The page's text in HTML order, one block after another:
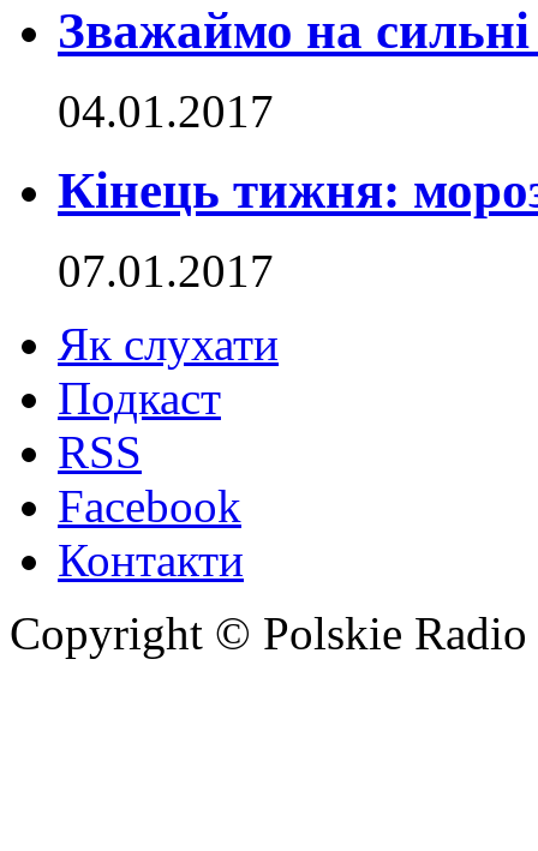
Зважаймо на
04.01.2017
Кінець тижня:
07.01.2017
Як слухати
Подкаст
RSS
Facebook
Контакти
Copyright © Polskie